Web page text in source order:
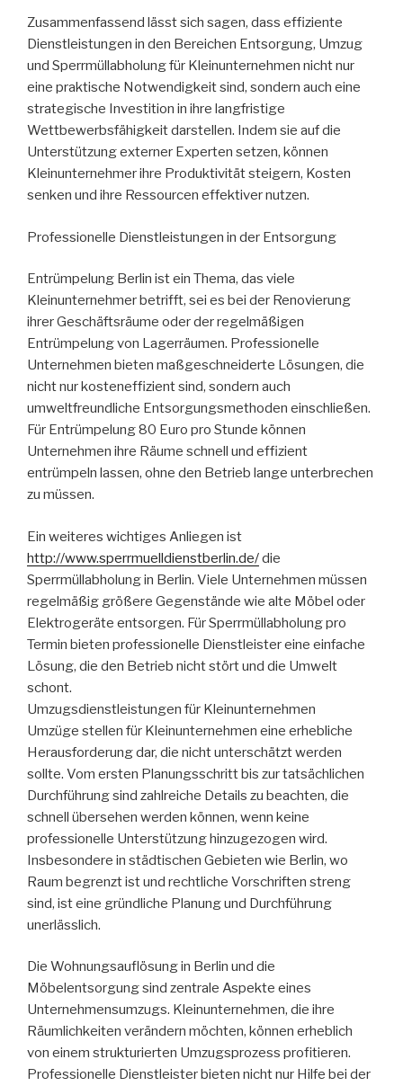
Zusammenfassend lässt sich sagen, dass effiziente
Dienstleistungen in den Bereichen Entsorgung, Umzug
und Sperrmüllabholung für Kleinunternehmen nicht nur
eine praktische Notwendigkeit sind, sondern auch eine
strategische Investition in ihre langfristige
Wettbewerbsfähigkeit darstellen. Indem sie auf die
Unterstützung externer Experten setzen, können
Kleinunternehmer ihre Produktivität steigern, Kosten
senken und ihre Ressourcen effektiver nutzen.
Professionelle Dienstleistungen in der Entsorgung
Entrümpelung Berlin ist ein Thema, das viele
Kleinunternehmer betrifft, sei es bei der Renovierung
ihrer Geschäftsräume oder der regelmäßigen
Entrümpelung von Lagerräumen. Professionelle
Unternehmen bieten maßgeschneiderte Lösungen, die
nicht nur kosteneffizient sind, sondern auch
umweltfreundliche Entsorgungsmethoden einschließen.
Für Entrümpelung 80 Euro pro Stunde können
Unternehmen ihre Räume schnell und effizient
entrümpeln lassen, ohne den Betrieb lange unterbrechen
zu müssen.
Ein weiteres wichtiges Anliegen ist
http://www.sperrmuelldienstberlin.de/die
Sperrmüllabholung in Berlin. Viele Unternehmen müssen
regelmäßig größere Gegenstände wie alte Möbel oder
Elektrogeräte entsorgen. Für Sperrmüllabholung pro
Termin bieten professionelle Dienstleister eine einfache
Lösung, die den Betrieb nicht stört und die Umwelt
schont.
Umzugsdienstleistungen für Kleinunternehmen
Umzüge stellen für Kleinunternehmen eine erhebliche
Herausforderung dar, die nicht unterschätzt werden
sollte. Vom ersten Planungsschritt bis zur tatsächlichen
Durchführung sind zahlreiche Details zu beachten, die
schnell übersehen werden können, wenn keine
professionelle Unterstützung hinzugezogen wird.
Insbesondere in städtischen Gebieten wie Berlin, wo
Raum begrenzt ist und rechtliche Vorschriften streng
sind, ist eine gründliche Planung und Durchführung
unerlässlich.
Die Wohnungsauflösung in Berlin und die
Möbelentsorgung sind zentrale Aspekte eines
Unternehmensumzugs. Kleinunternehmen, die ihre
Räumlichkeiten verändern möchten, können erheblich
von einem strukturierten Umzugsprozess profitieren.
Professionelle Dienstleister bieten nicht nur Hilfe bei der